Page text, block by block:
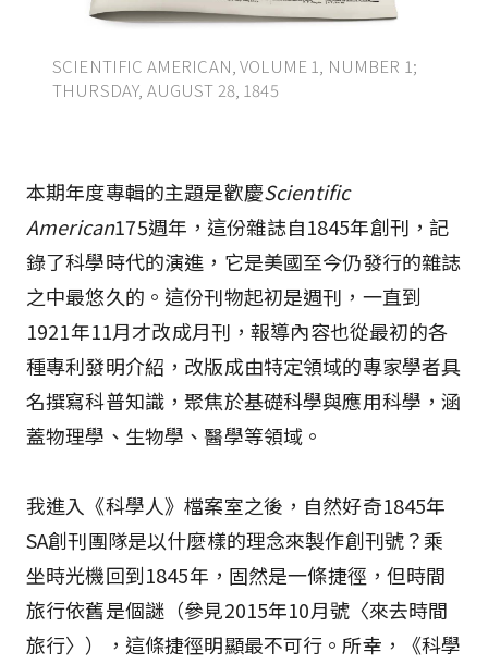
SCIENTIFIC AMERICAN, VOLUME 1, NUMBER 1;
THURSDAY, AUGUST 28, 1845
本期年度專輯的主題是歡慶Scientific
American175週年，這份雜誌自1845年創刊，記
錄了科學時代的演進，它是美國至今仍發行的雜誌
之中最悠久的。這份刊物起初是週刊，一直到
1921年11月才改成月刊，報導內容也從最初的各
種專利發明介紹，改版成由特定領域的專家學者具
名撰寫科普知識，聚焦於基礎科學與應用科學，涵
蓋物理學、生物學、醫學等領域。
我進入《科學人》檔案室之後，自然好奇1845年
SA創刊團隊是以什麼樣的理念來製作創刊號？乘
坐時光機回到1845年，固然是一條捷徑，但時間
旅行依舊是個謎（參見2015年10月號〈來去時間
旅行〉），這條捷徑明顯最不可行。所幸，《科學